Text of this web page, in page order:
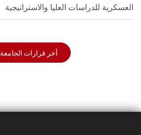
العسكرية للدراسات العليا والاستراتيجية
أخر قرارات الجامعة